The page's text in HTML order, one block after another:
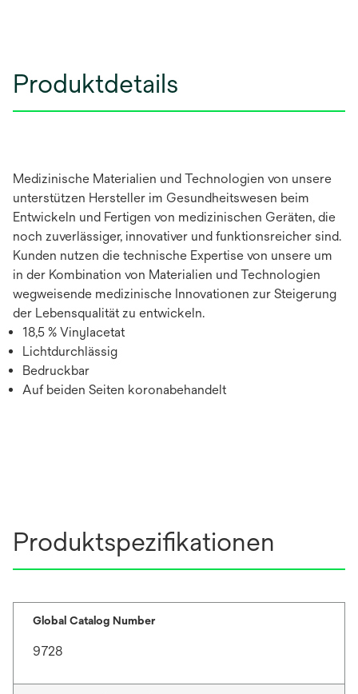
Produktdetails
Medizinische Materialien und Technologien von unsere
unterstützen Hersteller im Gesundheitswesen beim
Entwickeln und Fertigen von medizinischen Geräten, die
noch zuverlässiger, innovativer und funktionsreicher sind.
Kunden nutzen die technische Expertise von unsere um
in der Kombination von Materialien und Technologien
wegweisende medizinische Innovationen zur Steigerung
der Lebensqualität zu entwickeln.
18,5 % Vinylacetat
Lichtdurchlässig
Bedruckbar
Auf beiden Seiten koronabehandelt
Produktspezifikationen
Global Catalog Number
9728